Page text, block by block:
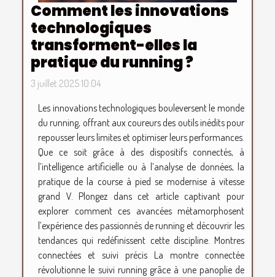
Comment les innovations
technologiques
transforment-elles la
pratique du running ?
3 juillet 2025 10:04
Les innovations technologiques bouleversent le monde
du running, offrant aux coureurs des outils inédits pour
repousser leurs limites et optimiser leurs performances.
Que ce soit grâce à des dispositifs connectés, à
l’intelligence artificielle ou à l’analyse de données, la
pratique de la course à pied se modernise à vitesse
grand V. Plongez dans cet article captivant pour
explorer comment ces avancées métamorphosent
l’expérience des passionnés de running et découvrir les
tendances qui redéfinissent cette discipline. Montres
connectées et suivi précis La montre connectée
révolutionne le suivi running grâce à une panoplie de